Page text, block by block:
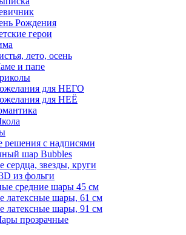
Рождения
герои
лето, осень
и папе
для НЕГО
для НЕЁ
решения с надписями
шар Bubbles
сердца, звезды, круги
из фольги
средние шары 45 см
латексные шары, 61 см
латексные шары, 91 см
прозрачные